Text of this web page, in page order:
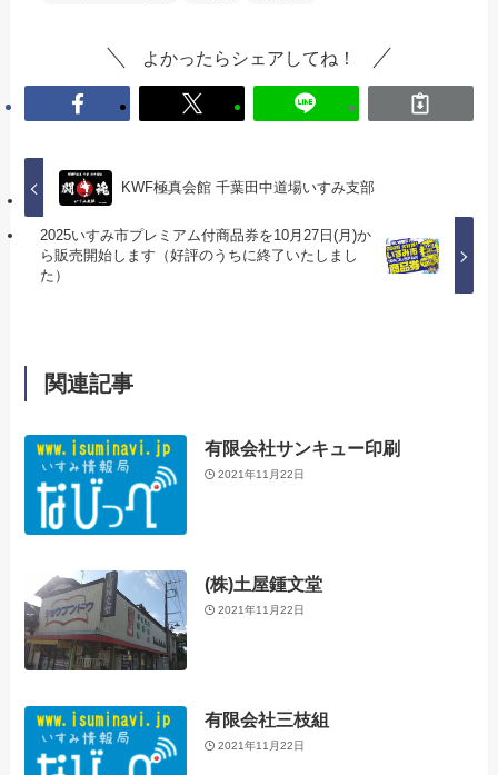
よかったらシェアしてね！
KWF極真会館 千葉田中道場いすみ支部
2025いすみ市プレミアム付商品券を10月27日(月)か
ら販売開始します（好評のうちに終了いたしまし
た）
関連記事
有限会社サンキュー印刷
2021年11月22日
(株)土屋鍾文堂
2021年11月22日
有限会社三枝組
2021年11月22日